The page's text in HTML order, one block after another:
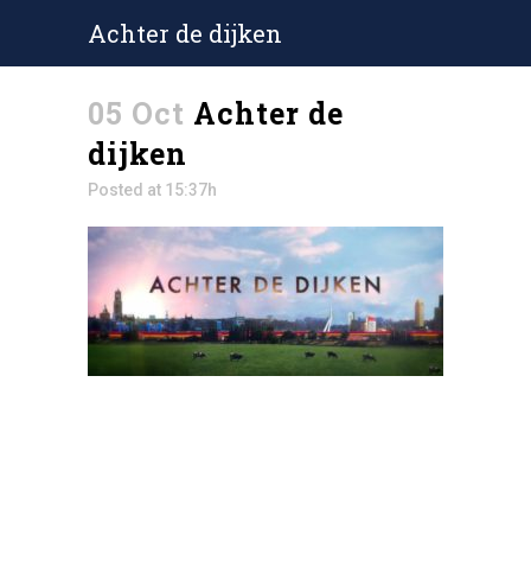
Achter de dijken
05 Oct Achter de
dijken
Posted at 15:37h